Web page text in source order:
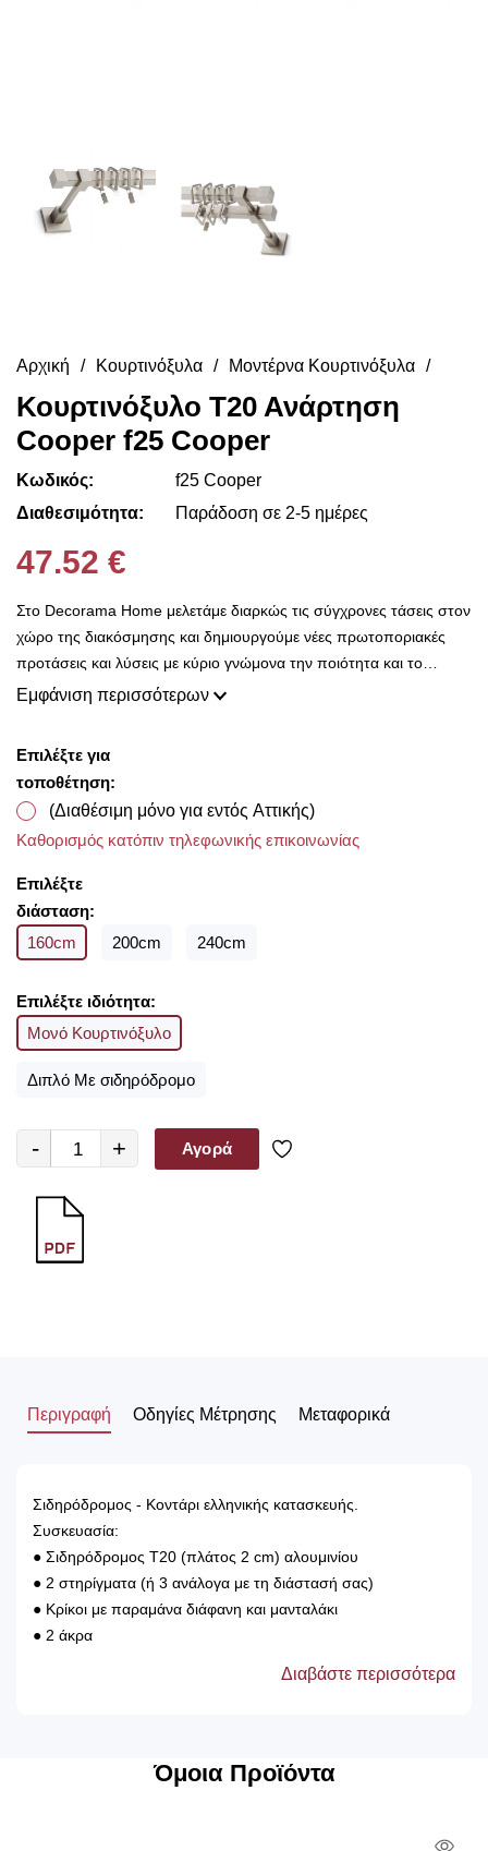
Αρχική Κουρτινόξυλα Μοντέρνα Κουρτινόξυλα
Κουρτινόξυλο Τ20 Ανάρτηση
Cooper f25 Cooper
Κωδικός:
f25 Cooper
Διαθεσιμότητα:
Παράδοση σε 2-5 ημέρες
47.52 €
Στο Decorama Home μελετάμε διαρκώς τις σύγχρονες τάσεις στον
χώρο της διακόσμησης και δημιουργούμε νέες πρωτοποριακές
προτάσεις και λύσεις με κύριο γνώμονα την ποιότητα και το
ασύγκριτο design, προκειμένου να είμαστε πάντοτε σε θέση να
ιδέες διακόσμησης, που ικανοποιούν ακόμη και τους πιο
απαιτητικούς! Στο Decorama Home έχουμε ως στόχο να
χαρίσουμε χρώμα και ασύγκριτο στυλ στο προσωπικό σας χώρο
και να τον αναδείξουμε με τον πιο όμορφο τρόπο!
δωρεάν μέτρηση υφασμάτων για να επιλέξετε μέσα από τις
υπέροχες συλλογές που διαθέτουμε από οίκους του
εξωτερικού σε προσιτές τιμές!!
Εμφάνιση περισσότερων
Επιλέξτε για
τοποθέτηση:
(Διαθέσιμη μόνο για εντός Αττικής)
Καθορισμός κατόπιν τηλεφωνικής επικοινωνίας
Επιλέξτε
διάσταση:
160cm
200cm 240cm
Επιλέξτε ιδιότητα:
Μονό Κουρτινόξυλο
Διπλό Με σιδηρόδρομο
- + Αγορά
Περιγραφή Οδηγίες Μέτρησης Μεταφορικά
Σιδηρόδρομος - Κοντάρι ελληνικής κατασκευής.
Συσκευασία:
● Σιδηρόδρομος Τ20 (πλάτος 2 cm) αλουμινίου
● 2 στηρίγματα (ή 3 ανάλογα με τη διάστασή σας)
● Κρίκοι με παραμάνα διάφανη και μανταλάκι
● 2 άκρα
Διαβάστε περισσότερα
Όμοια Προϊόντα